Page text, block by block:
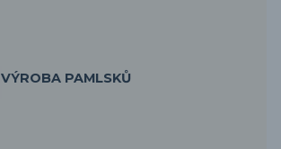
VÝROBA PAMLSKŮ